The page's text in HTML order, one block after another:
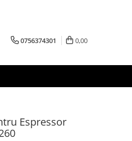
0756374301 0,00
Espressor